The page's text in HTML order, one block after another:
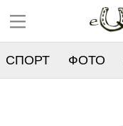
СПОРТ ФОТО